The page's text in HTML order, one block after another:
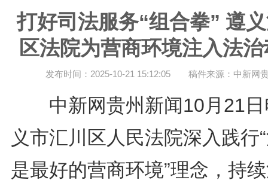
打好司法服务“组合拳” 遵
区法院为营商环境注入法
发布时间：2025-10-21 15:12:05 稿件来源：中新网
中新网贵州新闻10月21日
义市汇川区人民法院深入践行
是最好的营商环境”理念，持